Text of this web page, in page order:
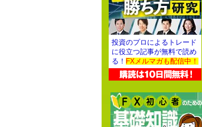
投資のプロによるトレード
に役立つ記事が無料で読め
る！ FXメルマガも配信中！